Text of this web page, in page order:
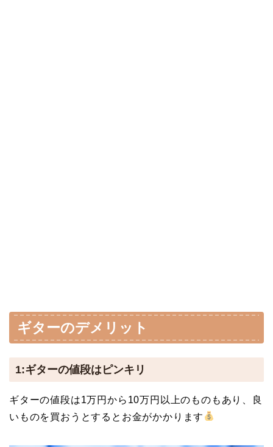
ギターのデメリット
1:ギターの値段はピンキリ
ギターの値段は1万円から10万円以上のものもあり、良
いものを買おうとするとお金がかかります